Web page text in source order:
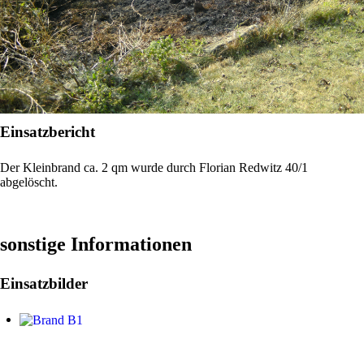
Einsatzbericht
Der Kleinbrand ca. 2 qm wurde durch Florian Redwitz 40/1
abgelöscht.
sonstige Informationen
Einsatzbilder